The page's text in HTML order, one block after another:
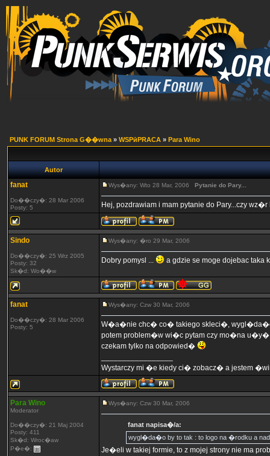
PUNK FORUM Strona G��wna » WSPӣPRACA » Para Wino
Autor
fanat
Do��czy�: 28 Mar 2006
Posty: 5
Wys�any: Wto 28 Mar, 2006 Pytanie do Pary...
Hej, pozdrawiam i mam pytanie do Pary...czy
Sindo
Do��czy�: 25 Wrz 2005
Posty: 32
Sk�d: Wo��w
Wys�any: �ro 29 Mar, 2006
Dobry pomysl ... a gdzie se moge dojebac taka
fanat
Do��czy�: 28 Mar 2006
Posty: 5
Wys�any: Czw 30 Mar, 2006
W�a�nie chc� co� takiego skleci�, wygl�da�o
potem problem�w wi�c pytam czy mo�na u�y�
czekam tylko na odpowied�
Wystarczy mi �e kiedy ci� zobacz� a jestem
Para Wino
Moderator
Do��czy�: 21 Maj 2004
Posty: 411
Sk�d: Wroc�aw
P�e�:
Wys�any: Czw 30 Mar, 2006
fanat napisa�/a:
wygl�da�o by to tak : to logo na �rodku a
Je�eli w takiej formie, to z mojej strony nie ma